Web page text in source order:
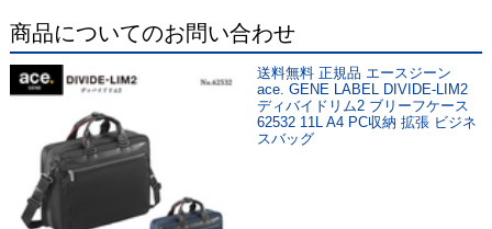
商品についてのお問い合わせ
送料無料 正規品 エースジーン
ace. GENE LABEL DIVIDE-LIM2
ディバイドリム2 ブリーフケース
62532 11L A4 PC収納 拡張 ビジネ
スバッグ